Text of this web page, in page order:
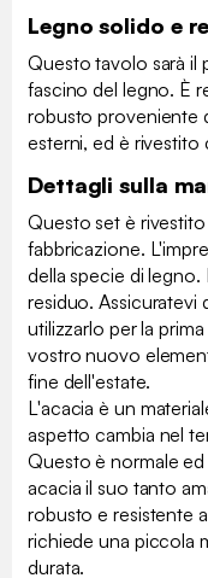
Legno solido e
Questo tavolo sarà il
fascino del legno. È
robusto proveniente
esterni, ed è
Dettagli sulla
Questo set è
fabbricazione.
della specie di
residuo. Assicuratevi
utilizzarlo per la
vostro nuovo
fine dell'estate.
L'acacia è un
aspetto cambia nel
Questo è normale
acacia il suo tanto
robusto e resistente
richiede una piccola
durata.